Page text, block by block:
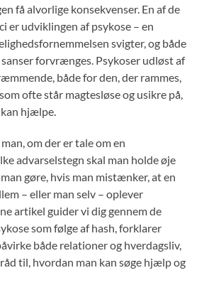
få alvorlige konsekvenser. En af de
er udviklingen af psykose – en
svigter, og både
forvrænges. Psykoser udløst af
både for den, der rammes,
ofte står magtesløse og usikre på,
hjælpe.
om der er tale om en
advarselstegn skal man holde øje
gøre, hvis man mistænker, at en
– eller man selv – oplever
artikel guider vi dig gennem de
som følge af hash, forklarer
både relationer og hverdagsliv,
til, hvordan man kan søge hjælp og